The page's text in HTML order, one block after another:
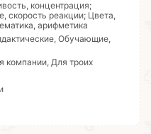
концентрация;
скорость реакции; Цвета,
арифметика
Обучающие,
компании, Для троих